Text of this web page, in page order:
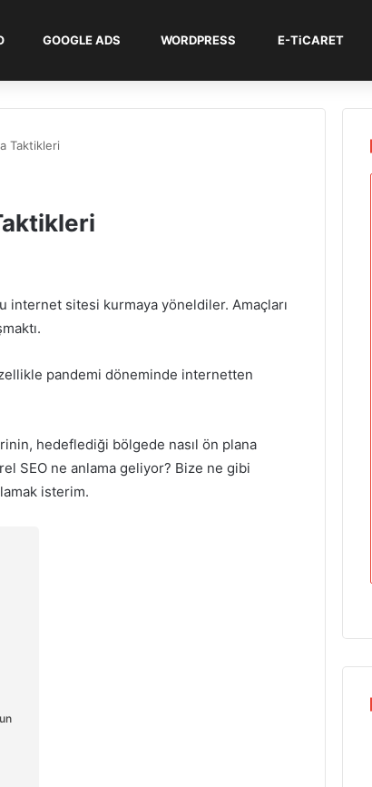
GOOGLE ADS WORDPRESS E-TiCARET
Taktikleri
sitesi kurmaya yöneldiler. Amaçları
pandemi döneminde internetten
hedeflediği bölgede nasıl ön plana
SEO ne anlama geliyor? Bize ne gibi
isterim.